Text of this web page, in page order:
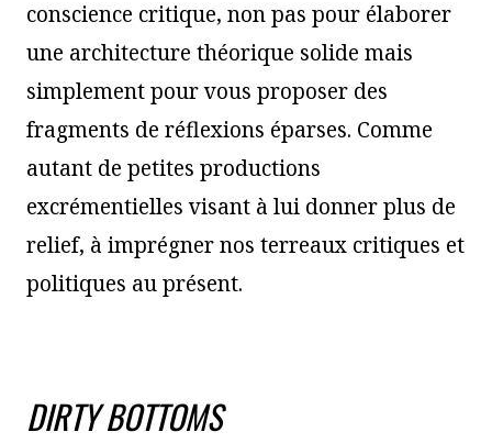
conscience critique, non pas pour élaborer
une architecture théorique solide mais
simplement pour vous proposer des
fragments de réflexions éparses. Comme
autant de petites productions
excrémentielles visant à lui donner plus de
relief, à imprégner nos terreaux critiques et
politiques au présent.
DIRTY BOTTOMS